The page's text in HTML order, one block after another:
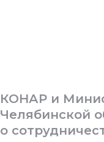
КОНАР и
Челябинской
о